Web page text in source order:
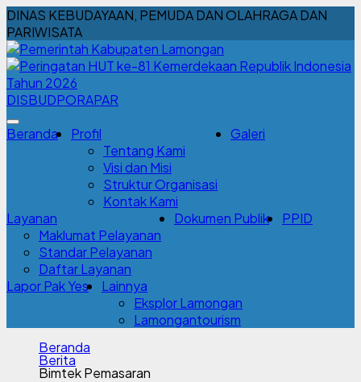
DINAS KEBUDAYAAN, PEMUDA DAN OLAHRAGA DAN
PARIWISATA
DISBUDPORAPAR
Beranda
Profil
Tentang Kami
Visi dan Misi
Struktur Organisasi
Kontak Kami
Galeri
Layanan
Maklumat Pelayanan
Standar Pelayanan
Daftar Layanan
Dokumen Publik PPID
Lapor Pak Yes
Lainnya
Eksplor Lamongan
Lamongantourism
Beranda
Berita
Bimtek Pemasaran